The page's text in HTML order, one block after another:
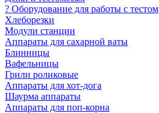
? Оборудование для работы с тестом
Хлеборезки
Модули станции
Аппараты для сахарной ваты
Блинницы
Вафельницы
Грили роликовые
Аппараты для хот-дога
Шаурма аппараты
Аппараты для поп-корна